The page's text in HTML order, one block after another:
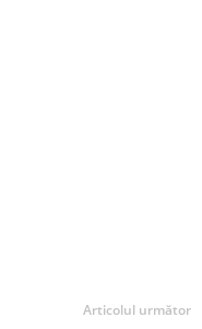
Articolul următor